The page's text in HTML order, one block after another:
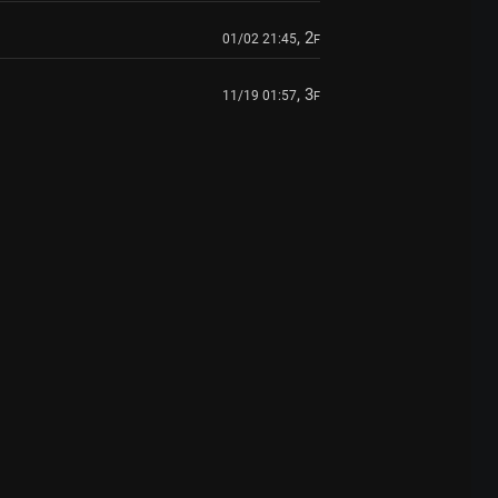
01/02 21:45, 2F
11/19 01:57, 3F